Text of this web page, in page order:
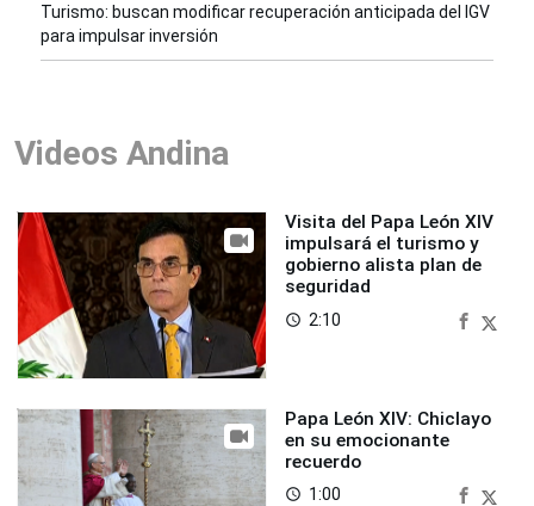
Turismo: buscan modificar recuperación anticipada del IGV
para impulsar inversión
Videos Andina
Visita del Papa León XIV
impulsará el turismo y
gobierno alista plan de
seguridad
access_time 2:10
Papa León XIV: Chiclayo
en su emocionante
recuerdo
access_time 1:00